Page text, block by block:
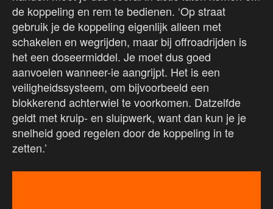
de koppeling en rem te bedienen. ‘Op straat
gebruik je de koppeling eigenlijk alleen met
schakelen en wegrijden, maar bij offroadrijden is
het een doseermiddel. Je moet dus goed
aanvoelen wanneer-ie aangrijpt. Het is een
veiligheidssysteem, om bijvoorbeeld een
blokkerend achterwiel te voorkomen. Datzelfde
geldt met kruip- en sluipwerk, want dan kun je je
snelheid goed regelen door de koppeling in te
zetten.’